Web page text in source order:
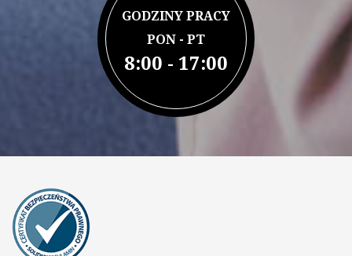
GODZINY PRACY
PON - PT
8:00 - 17:00